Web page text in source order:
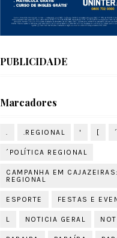
PUBLICIDADE
Marcadores
. .REGIONAL ' [ ´
´POLÍTICA REGIONAL
CAMPANHA EM
REGIONAL
ESPORTE FESTAS E
L NOTICIA GERAL